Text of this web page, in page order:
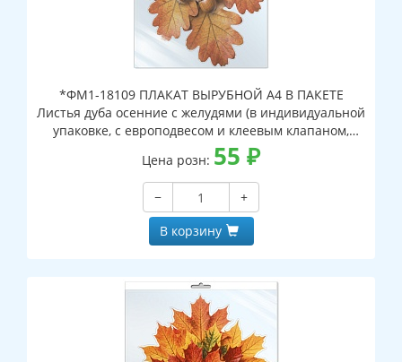
*ФМ1-18109 ПЛАКАТ ВЫРУБНОЙ А4 В ПАКЕТЕ
Листья дуба осенние с желудями (в индивидуальной
упаковке, с европодвесом и клеевым клапаном,
двухсторонний, ВД-лак)
Цена розн: 55 ₽
−
+
В корзину